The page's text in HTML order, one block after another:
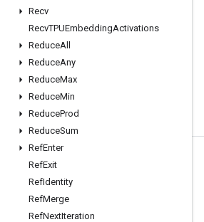
Recv
RecvTPUEmbeddingActivations
ReduceAll
ReduceAny
ReduceMax
ReduceMin
ReduceProd
ReduceSum
RefEnter
RefExit
RefIdentity
RefMerge
RefNextIteration
Bağlı kalma
Blog
Forum